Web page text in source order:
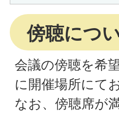
傍聴につ
会議の傍聴を希
に開催場所にて
なお、傍聴席が